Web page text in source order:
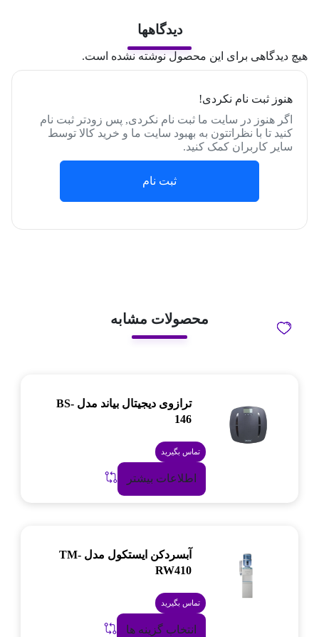
دیدگاهها
هیچ دیدگاهی برای این محصول نوشته نشده است.
هنوز ثبت نام نکردی!
اگر هنوز در سایت ما ثبت نام نکردی, پس زودتر ثبت نام
کنید تا با نظراتتون به بهبود سایت ما و خرید کالا توسط
سایر کاربران کمک کنید.
ثبت نام
محصولات مشابه
ترازوی دیجیتال بیاند مدل BS-
146
تماس بگیرید
اطلاعات بیشتر
آبسردکن ایستکول مدل TM-
RW410
تماس بگیرید
انتخاب گزینه ها